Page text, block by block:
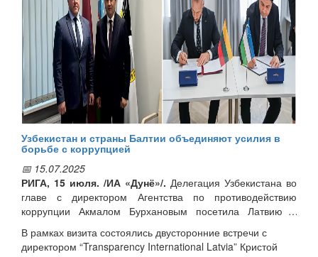
Latvian expert provided detailed information on requirements
and conditions related to export of agricultural products to
Europe, certification, food packaging standards, processing
technologies, beverage production, licensing of production
technologies.
It is worth noting that 50 Uzbek exporters participated in the
training seminar.
Узбекистан и страны Балтии объединяют усилия в
борьбе с коррупцией
📅 15.07.2025
РИГА, 15 июля. /ИА «Дунё»/. Делегация Узбекистана во
главе с директором Агентства по противодействию
коррупции Акмалом Бурхановым посетила Латвию и
определения новых перспективных направлений
сотрудничества в сфере борьбы с коррупцией, сообщает
В рамках визита состоялись двусторонние встречи с
директором “Transparency International Latvia” Кристой